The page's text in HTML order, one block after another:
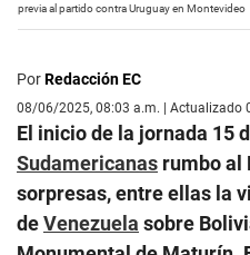
previa al partido contra Uruguay en Montevideo
PorRedacción EC
08/06/2025, 08:03 a.m. | Actualizado
El inicio de la jornada 15
Sudamericanas rumbo al
sorpresas, entre ellas la
deVenezuela sobre